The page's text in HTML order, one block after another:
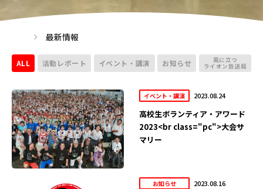
最新情報
ALL 活動レポート イベント・講演 お知らせ 風に立つ
ライオン放送局
イベント・講演 2023.08.24
高校生ボランティア・アワード
2023<br class="pc">大会サ
マリー
お知らせ 2023.08.16